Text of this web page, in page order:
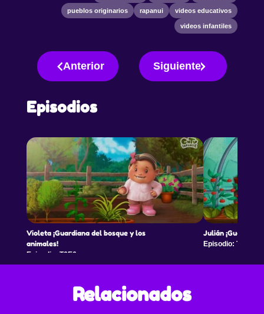
pueblos originarios rapanui videos educativos
videos infantiles
Anterior Siguiente
Episodios
Violeta ¡Guardiana del bosque y los
animales!
Episodio: T6E6
Julián ¡Guardián
Episodio: T6E7
Relacionados